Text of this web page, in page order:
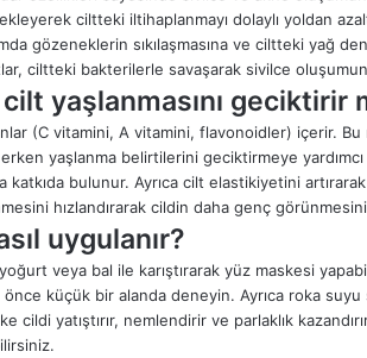
ciltteki iltihaplanmayı dolaylı yoldan
gözeneklerin sıkılaşmasına ve ciltteki yağ
ciltteki bakterilerle savaşarak sivilce
yaşlanmasını geciktirir
(C vitamini, A vitamini, flavonoidler) içerir.
yaşlanma belirtilerini geciktirmeye
katkıda bulunur. Ayrıca cilt elastikiyetini
hızlandırarak cildin daha genç
uygulanır?
veya bal ile karıştırarak yüz maskesi
küçük bir alanda deneyin. Ayrıca roka suyu
cildi yatıştırır, nemlendirir ve parlaklık